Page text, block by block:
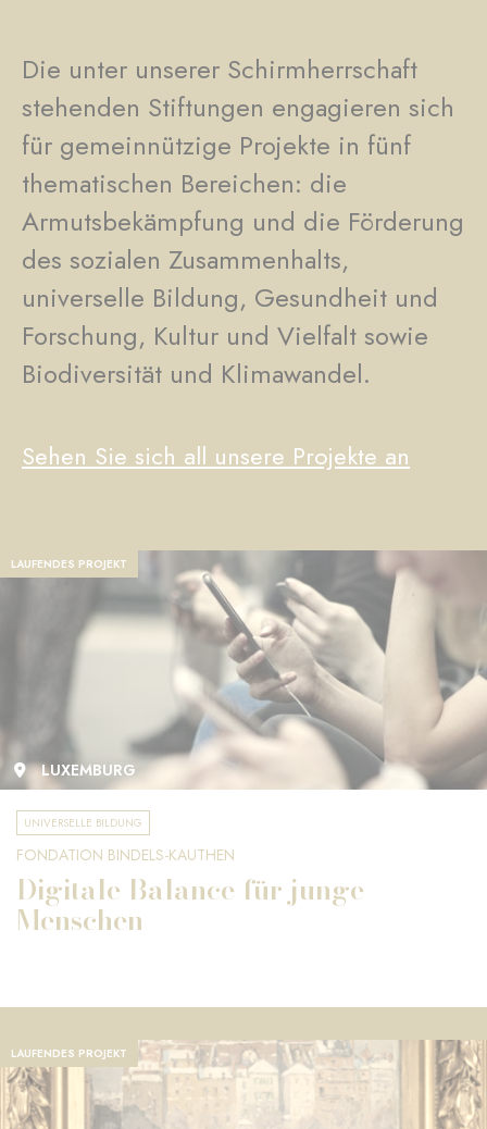
Die unter unserer Schirmherrschaft
stehenden Stiftungen engagieren sich
für gemeinnützige Projekte in fünf
thematischen Bereichen: die
Armutsbekämpfung und die Förderung
des sozialen Zusammenhalts,
universelle Bildung, Gesundheit und
Forschung, Kultur und Vielfalt sowie
Biodiversität und Klimawandel.
Sehen Sie sich all unsere Projekte an
LAUFENDES PROJEKT
LUXEMBURG
UNIVERSELLE BILDUNG
FONDATION BINDELS-KAUTHEN
Digitale Balance für junge
Menschen
LAUFENDES PROJEKT